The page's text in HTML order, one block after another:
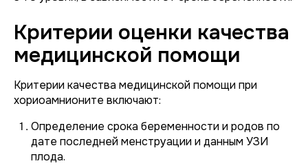
Критерии оценки качества
медицинской помощи
Критерии качества медицинской помощи при
хориоамнионите включают:
Определение срока беременности и родов по
дате последней менструации и данным УЗИ
плода.